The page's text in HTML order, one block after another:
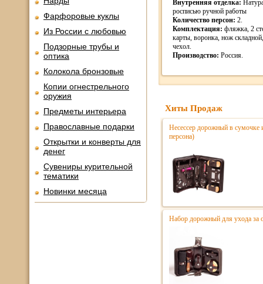
Фарфоровые куклы
Из России с любовью
Подзорные трубы и
оптика
Колокола бронзовые
Копии огнестрельного
оружия
Предметы интерьера
Православные подарки
Открытки и конверты для
денег
Сувениры курительной
тематики
Новинки месяца
Внутренняя отделка:
росписью ручной работы
Количество персон: 2.
Комплектация: фляжка, 2
карты, воронка, нож
чехол.
Производство: Россия.
Хиты Продаж
Несессер дорожный в сумочке
персона)
Набор дорожный для ухода за